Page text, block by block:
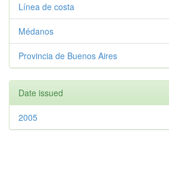
Línea de costa
Médanos
Provincia de Buenos Aires
Date issued
2005